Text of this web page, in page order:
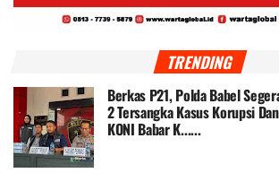
TRENDING
Berkas P21, Polda Babel
2 Tersangka Kasus Korupsi
KONI Babar K......